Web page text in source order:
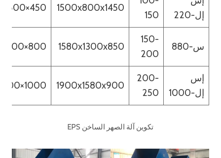
إل-220
150
1500x800x1450
450×600
س-880
150-
200
1580x1300x850
800×600
إس
إل-1000
200-
250
1900x1580x900
1000×700
تكوين آلة الصهر الساخن EPS